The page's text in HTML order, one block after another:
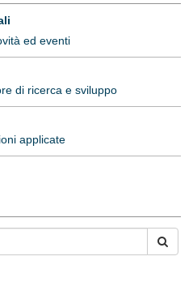
ed eventi
di ricerca e sviluppo
applicate